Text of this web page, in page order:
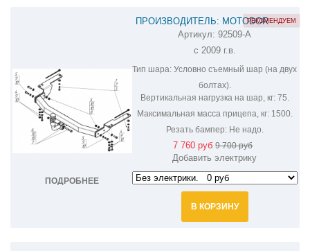
ПОДРОБНЕЕ
ПРОИЗВОДИТЕЛЬ: MOTODOR
ОЦИНКОВАННЫЙ ФАРКОП НА LEXUS
GX 460 92509-A
Артикул: 92509-A
с 2009 г.в.
Тип шара: Условно съемный шар (на двух
болтах).
Вертикальная нагрузка на шар, кг:75.
Максимальная масса прицепа, кг:1500.
Резать бампер:Не надо.
РЕКОМЕНДУЕМ
7 760 руб9 700 руб
Добавить электрику
В КОРЗИНУ